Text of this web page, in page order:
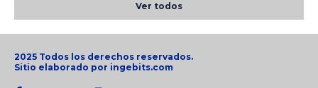
Ver todos
2025 Todos los derechos reservados.
Sitio elaborado por ingebits.com